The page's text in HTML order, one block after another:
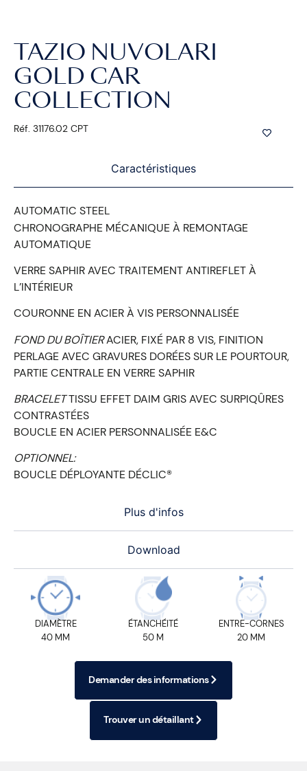
TAZIO NUVOLARI
GOLD CAR
COLLECTION
Réf. 31176.02 CPT
Caractéristiques
Plus d'infos
Download
AUTOMATIC STEEL
CHRONOGRAPHE MÉCANIQUE À REMONTAGE
AUTOMATIQUE
VERRE SAPHIR AVEC TRAITEMENT ANTIREFLET À
L’INTÉRIEUR
COURONNE EN ACIER À VIS PERSONNALISÉE
FOND DU BOÎTIERACIER, FIXÉ PAR 8 VIS, FINITION
PERLAGE AVEC GRAVURES DORÉES SUR LE POURTOUR,
PARTIE CENTRALE EN VERRE SAPHIR
BRACELETTISSU EFFET DAIM GRIS AVEC SURPIQÛRES
CONTRASTÉES
BOUCLE EN ACIER PERSONNALISÉE E&C
OPTIONNEL:
BOUCLE DÉPLOYANTE DÉCLIC®
DIAMÈTRE
40 MM
ÉTANCHÉITÉ
50 M
ENTRE-CORNES
20 MM
Demander des informations
Trouver un détaillant